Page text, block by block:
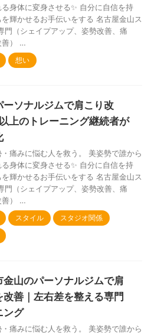
る身体に変身させる✨ 自分に自信を持
輝かせるお手伝いをする 名古屋金山ス
門（シェイプアップ、姿勢改善、痛
善） …
想い
ーソナルジムで肩こり改
上のトレーニング継続者が
痛みに悩む人を救う。 美姿勢で誰から
る身体に変身させる✨ 自分に自信を持
輝かせるお手伝いをする 名古屋金山ス
門（シェイプアップ、姿勢改善、痛
善） …
スタイル
スタジオ関係
金山のパーソナルジムで肩
改善｜左右差を整える専門
ング
痛みに悩む人を救う。 美姿勢で誰から